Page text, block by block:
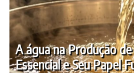
A água na Produção
Essencial e Seu Papel